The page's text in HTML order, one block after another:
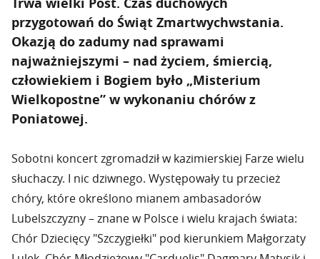
przygotowań do Świąt Zmartwychwstania.
Okazją do zadumy nad sprawami
najważniejszymi – nad życiem, śmiercią,
człowiekiem i Bogiem było „Misterium
Wielkopostne” w wykonaniu chórów z
Poniatowej.
Sobotni koncert zgromadził w kazimierskiej Farze wielu
słuchaczy. I nic dziwnego. Występowały tu przecież
chóry, które określono mianem ambasadorów
Lubelszczyzny – znane w Polsce i wielu krajach świata:
Chór Dziecięcy "Szczygiełki" pod kierunkiem Małgorzaty